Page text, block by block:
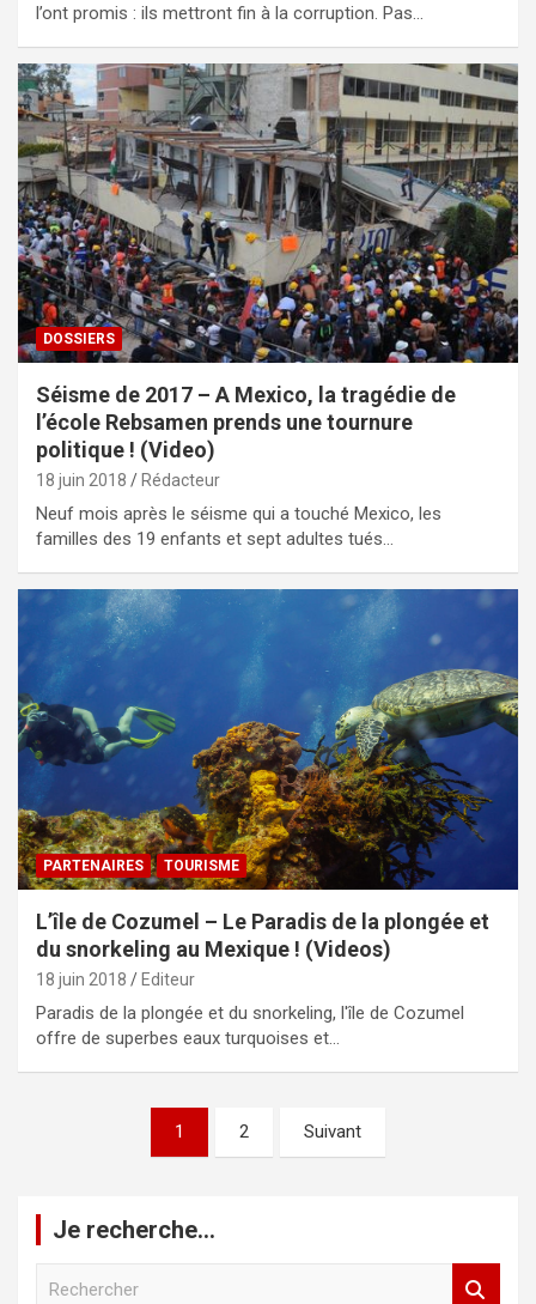
l’ont promis : ils mettront fin à la corruption. Pas…
DOSSIERS
Séisme de 2017 – A Mexico, la tragédie de
l’école Rebsamen prends une tournure
politique ! (Video)
18 juin 2018 Rédacteur
Neuf mois après le séisme qui a touché Mexico, les
familles des 19 enfants et sept adultes tués…
PARTENAIRES TOURISME
L’île de Cozumel – Le Paradis de la plongée et
du snorkeling au Mexique ! (Videos)
18 juin 2018 Editeur
Paradis de la plongée et du snorkeling, l'île de Cozumel
offre de superbes eaux turquoises et…
1 2 Suivant
Je recherche…